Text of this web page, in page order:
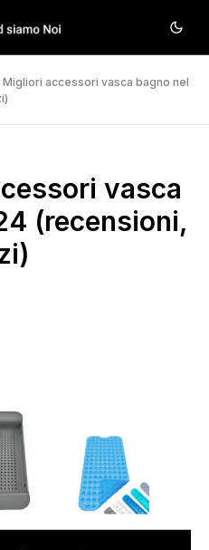
Migliori accessori vasca bagno nel
vasca
(recensioni,